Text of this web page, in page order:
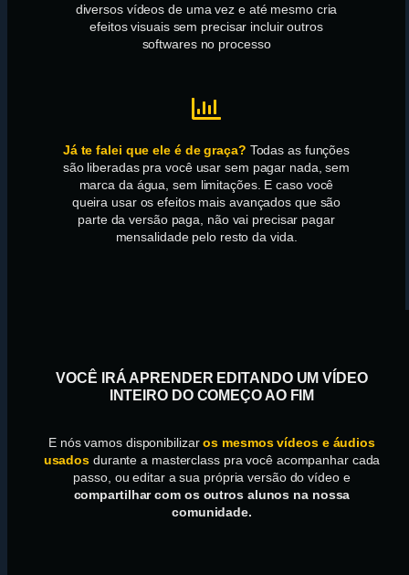
diversos vídeos de uma vez e até mesmo cria
efeitos visuais sem precisar incluir outros
softwares no processo
Já te falei que ele é de graça? Todas as funções
são liberadas pra você usar sem pagar nada, sem
marca da água, sem limitações. E caso você
queira usar os efeitos mais avançados que são
parte da versão paga, não vai precisar pagar
mensalidade pelo resto da vida.
VOCÊ IRÁ APRENDER EDITANDO UM VÍDEO
INTEIRO DO COMEÇO AO FIM
E nós vamos disponibilizaros mesmos vídeos e áudios
usados durante a masterclass pra você acompanhar cada
passo, ou editar a sua própria versão do vídeo e
compartilhar com os outros alunos na nossa
comunidade.